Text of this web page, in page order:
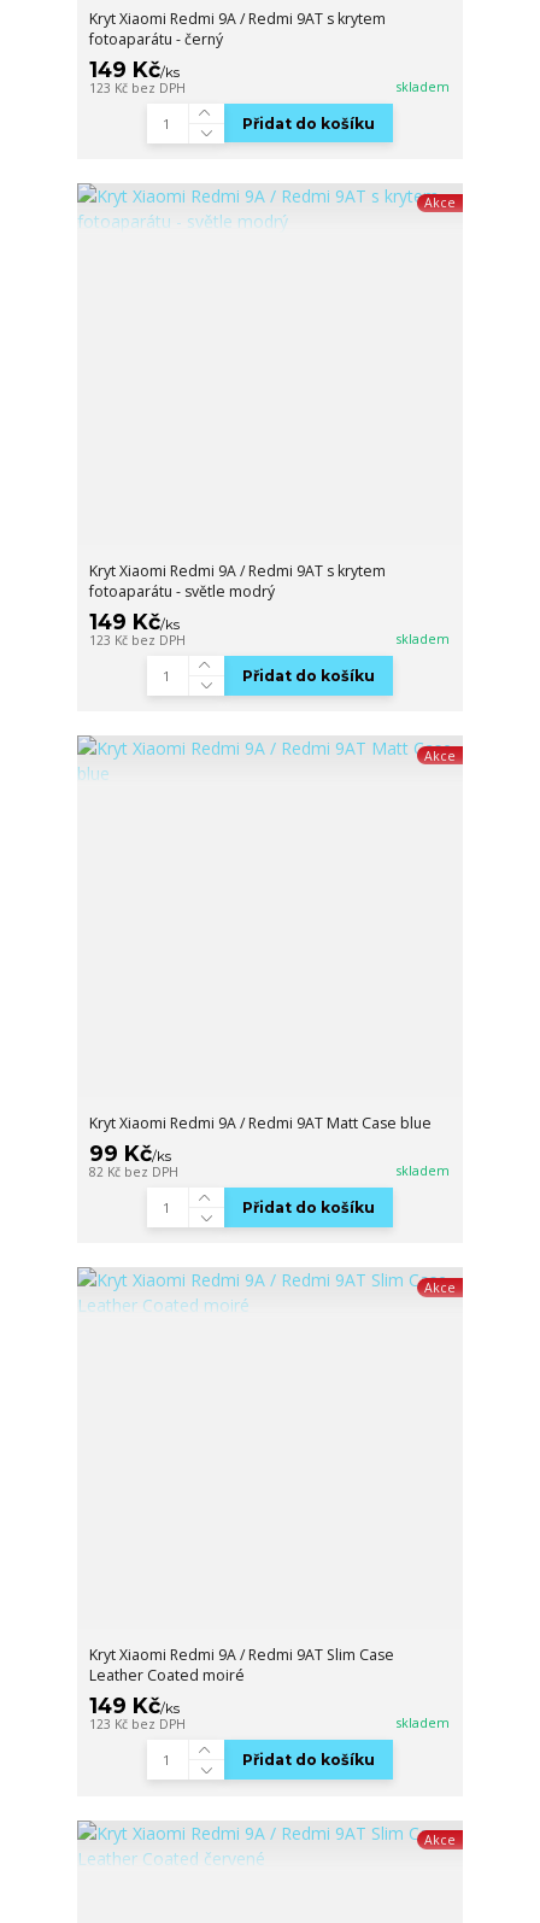
Kryt Xiaomi Redmi 9A / Redmi 9AT s krytem
fotoaparátu - černý
149 Kč/ks
123 Kč bez DPH skladem
Přidat do košíku
Akce
Kryt Xiaomi Redmi 9A / Redmi 9AT s krytem
fotoaparátu - světle modrý
149 Kč/ks
123 Kč bez DPH skladem
Přidat do košíku
Akce
Kryt Xiaomi Redmi 9A / Redmi 9AT Matt Case blue
99 Kč/ks
82 Kč bez DPH skladem
Přidat do košíku
Akce
Kryt Xiaomi Redmi 9A / Redmi 9AT Slim Case
Leather Coated moiré
149 Kč/ks
123 Kč bez DPH skladem
Přidat do košíku
Akce